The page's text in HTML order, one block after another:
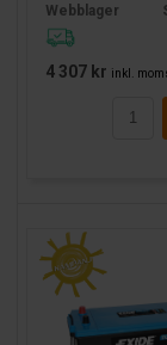
Webblager
4 307 kr inkl.